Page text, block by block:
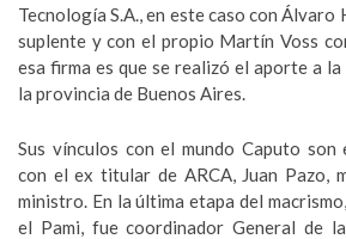
Tecnología S.A., en este caso con
suplente y con el propio Martín Voss
esa firma es que se realizó el aporte a
la provincia de Buenos Aires.
Sus vínculos con el mundo Caputo son
con el ex titular de ARCA, Juan Pazo,
ministro. En la última etapa del
el Pami, fue coordinador General de